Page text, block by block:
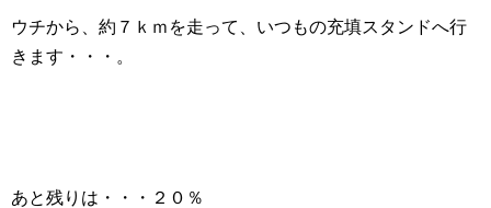
ウチから、約７ｋｍを走って、いつもの充填スタンドへ行
きます・・・。
あと残りは・・・２０％